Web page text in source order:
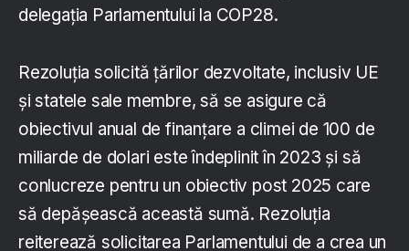
delegația Parlamentului la COP28.
Rezoluția solicită țărilor dezvoltate, inclusiv UE
și statele sale membre, să se asigure că
obiectivul anual de finanțare a climei de 100 de
miliarde de dolari este îndeplinit în 2023 și să
conlucreze pentru un obiectiv post 2025 care
să depășească această sumă. Rezoluția
reiterează solicitarea Parlamentului de a crea un